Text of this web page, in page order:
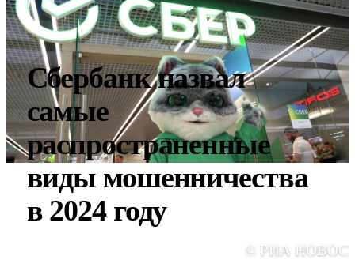
Сбербанк назвал
самые
распространенные
виды мошенничества
в 2024 году
© РИА